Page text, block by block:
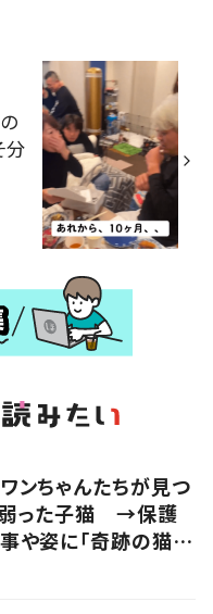
分
ンちゃんたちが見つ
った子猫 →保護
や姿に「奇跡の猫ち